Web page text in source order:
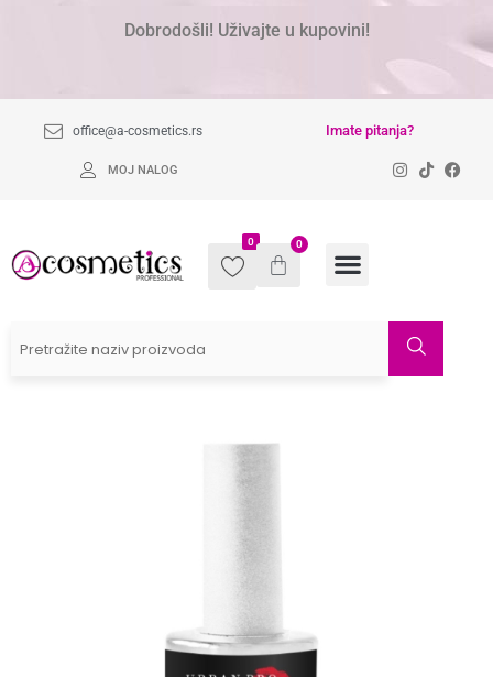
Dobrodošli! Uživajte u kupovini!
office@a-cosmetics.rs Imate pitanja?
MOJ NALOG
0 0